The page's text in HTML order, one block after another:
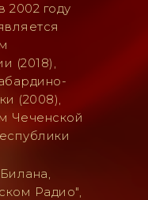
2002 году
(2018),
(2008),
Чеченской
Радио",